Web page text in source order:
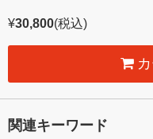
¥30,800(税込)
関連キーワード